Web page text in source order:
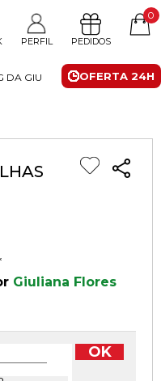
PERFIL PEDIDOS
0
OFERTA 24H
DA GIU
Giuliana Flores
OK